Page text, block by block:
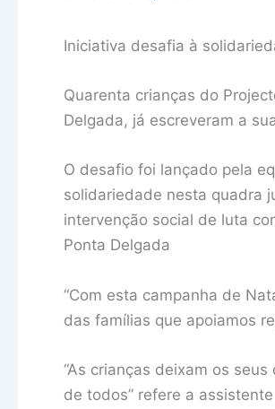
Iniciativa desafia à
Quarenta crianças do
Delgada, já escreveram a
O desafio foi lançado pela
solidariedade nesta quadra
intervenção social de luta
Ponta Delgada
“Com esta campanha de
das famílias que apoiamos
“As crianças deixam os
de todos” refere a